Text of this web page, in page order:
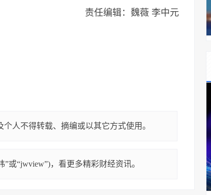
责任编辑：魏薇 李中元
人不得转载、摘编或以其它方式使用。
或“jwview”)，看更多精彩财经资讯。